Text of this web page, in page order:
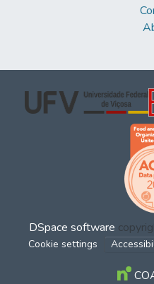
DSpace software
Cookie settings